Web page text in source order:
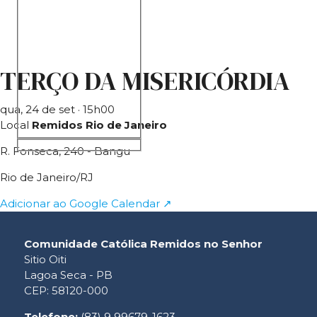
TERÇO DA MISERICÓRDIA
qua, 24 de set · 15h00
Local Remidos Rio de Janeiro
R. Fonseca, 240 - Bangu
Rio de Janeiro/RJ
Adicionar ao Google Calendar ↗
Comunidade Católica Remidos no Senhor
Sitio Oiti
Lagoa Seca - PB
CEP: 58120-000